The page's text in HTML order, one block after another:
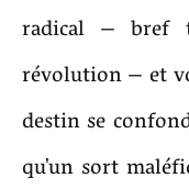
radical – bref
révolution – et
destin se
qu'un sort